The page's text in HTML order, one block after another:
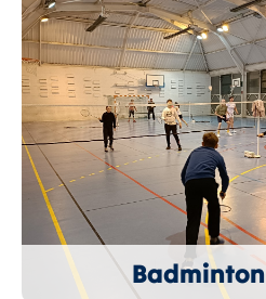
Badminton